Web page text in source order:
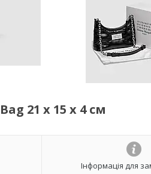
21 х 15 х 4 см
Інформація для